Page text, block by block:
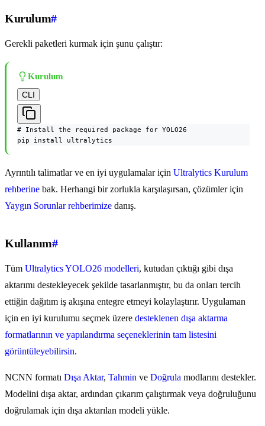
Kurulum#
Gerekli paketleri kurmak için şunu çalıştır:
Kurulum
CLI
# Install the required package for YOLO26
pip install ultralytics
Ayrıntılı talimatlar ve en iyi uygulamalar için Ultralytics Kurulum
rehberine bak. Herhangi bir zorlukla karşılaşırsan, çözümler için
Yaygın Sorunlar rehberimize danış.
Kullanım#
Tüm Ultralytics YOLO26 modelleri, kutudan çıktığı gibi dışa
aktarımı destekleyecek şekilde tasarlanmıştır, bu da onları tercih
ettiğin dağıtım iş akışına entegre etmeyi kolaylaştırır. Uygulaman
için en iyi kurulumu seçmek üzere desteklenen dışa aktarma
formatlarının ve yapılandırma seçeneklerinin tam listesini
görüntüleyebilirsin.
NCNN formatı Dışa Aktar, Tahmin ve Doğrula modlarını destekler.
Modelini dışa aktar, ardından çıkarım çalıştırmak veya doğruluğunu
doğrulamak için dışa aktarılan modeli yükle.